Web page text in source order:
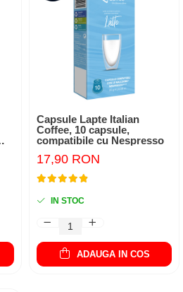
Capsule Lapte Italian
Coffee, 10 capsule,
compatibile cu Nespresso
17,90 RON
IN STOC
ADAUGA IN COS